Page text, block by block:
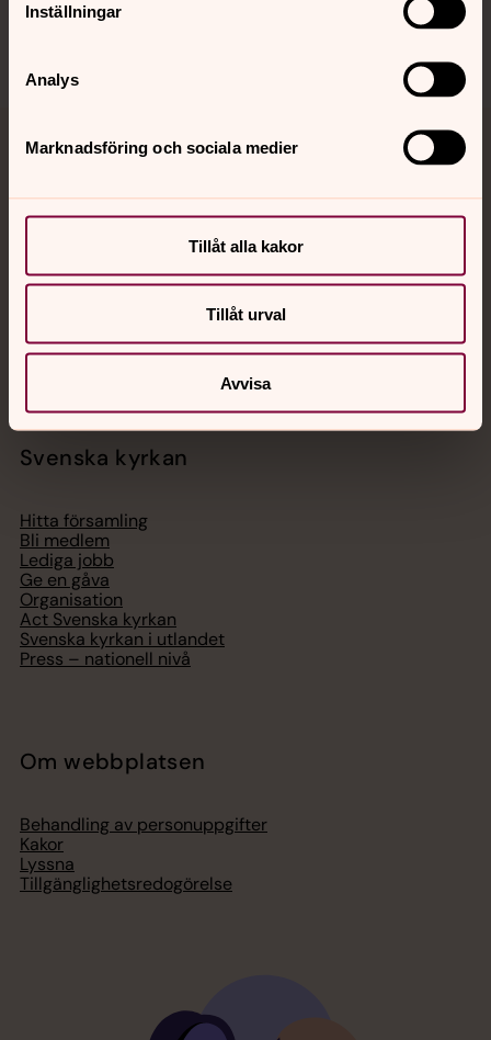
Inställningar
Analys
Marknadsföring och sociala medier
Tillåt alla kakor
Tillåt urval
Avvisa
Jourhavande präst
Akut samtals- och krisstöd. Prata eller chatta anonymt
med en präst på kvällar och nätter.
Telefon 112
Svenska kyrkan
Hitta församling
Bli medlem
Lediga jobb
Ge en gåva
Organisation
Act Svenska kyrkan
Svenska kyrkan i utlandet
Press – nationell nivå
Om webbplatsen
Behandling av personuppgifter
Kakor
Lyssna
Tillgänglighetsredogörelse